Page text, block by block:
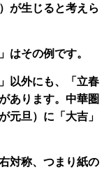
が生じると考えら
はその例です。
以外にも、「立春
あります。中華圏
元旦）に「大吉」
対称、つまり紙の